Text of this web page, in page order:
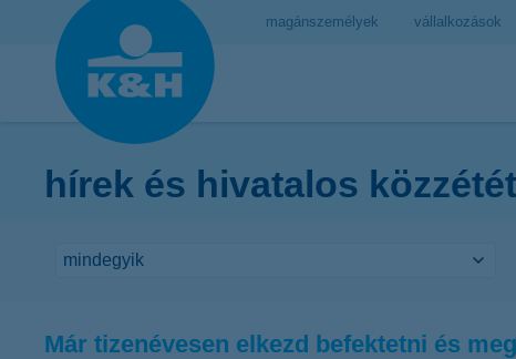
magánszemélyek vállalkozások
hírek és hivatalos
Már tizenévesen elkezd befektetni és